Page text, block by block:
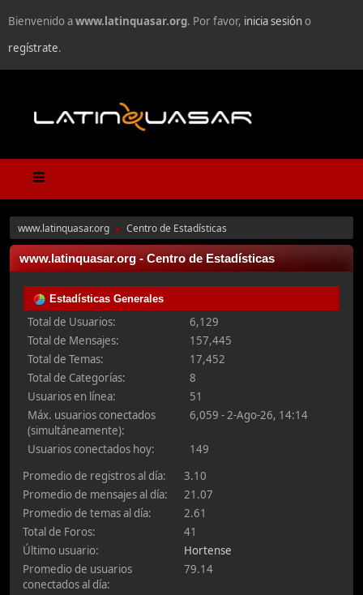
Bienvenido awww.latinquasar.org. Por favor, inicia sesióno
regístrate.
www.latinquasar.org ► Centro de Estadísticas
www.latinquasar.org - Centro de Estadísticas
Estadísticas Generales
Total de Usuarios:
6,129
Total de Mensajes:
157,445
Total de Temas:
17,452
Total de Categorías:
8
Usuarios en línea:
51
Máx. usuarios conectados
(simultáneamente):
6,059 - 2-Ago-26, 14:14
Usuarios conectados hoy:
149
Promedio de registros al día:
3.10
Promedio de mensajes al día:
21.07
Promedio de temas al día:
2.61
Total de Foros:
41
Último usuario:
Hortense
Promedio de usuarios
conectados al día:
79.14